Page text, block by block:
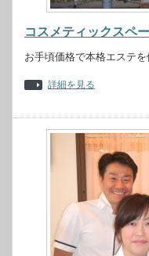
コスメティックスペ
お手頃価格で本格エステ
詳細を見る